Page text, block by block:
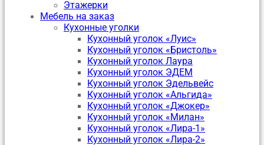
Этажерки
Мебель на заказ
Кухонные уголки
Кухонный уголок «Луис»
Кухонный уголок «Бристоль»
Кухонный уголок Лаура
Кухонный уголок ЭДЕМ
Кухонный уголок Эдельвейс
Кухонный уголок «Альгида»
Кухонный уголок «Джокер»
Кухонный уголок «Милан»
Кухонный уголок «Лира-1»
Кухонный уголок «Лира-2»